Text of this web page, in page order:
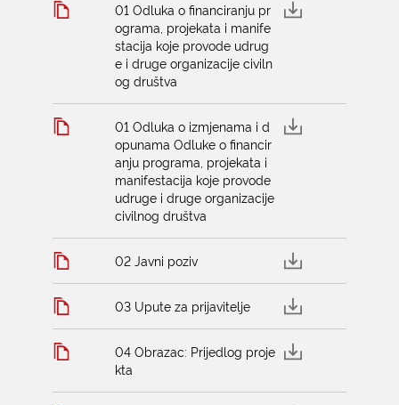
01 Odluka o financiranju pr
ograma, projekata i manife
stacija koje provode udrug
e i druge organizacije civiln
og društva
01 Odluka o izmjenama i d
opunama Odluke o financir
anju programa, projekata i
manifestacija koje provode
udruge i druge organizacije
civilnog društva
02 Javni poziv
03 Upute za prijavitelje
04 Obrazac: Prijedlog proje
kta